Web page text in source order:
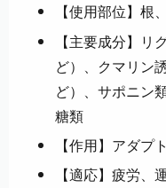
【使用部位】根
【主要成分】リ
ど）、クマリン
ど）、サポニン
糖類
【作用】アダプ
【適応】疲労、